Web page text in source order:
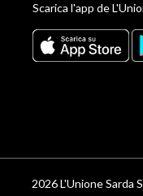
Scarica l'app de
2026 L'Unione Sarda